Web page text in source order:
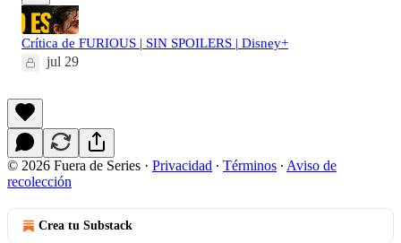
Crítica de FURIOUS | SIN SPOILERS | Disney+
jul 29
© 2026 Fuera de Series · Privacidad ∙ Términos ∙ Aviso de
recolección
Crea tu Substack